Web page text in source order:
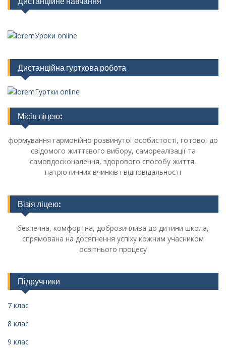
Уроки online
Дистанційна гурткова робота
Гуртки online
Місія ліцею:
формування гармонійно розвинутої особистості, готової до
свідомого життєвого вибору, самореалізації та
самовдосконалення, здорового способу життя,
патріотичних вчинків і відповідальності
Візія ліцею:
безпечна, комфортна, доброзичлива до дитини школа,
спрямована на досягнення успіху кожним учасником
освітнього процесу
Підручники
7 клас
8 клас
9 клас